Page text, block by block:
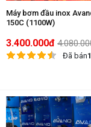
Máy bơm đầu inox
150C (1100W)
3.400.000đ
Đã bán